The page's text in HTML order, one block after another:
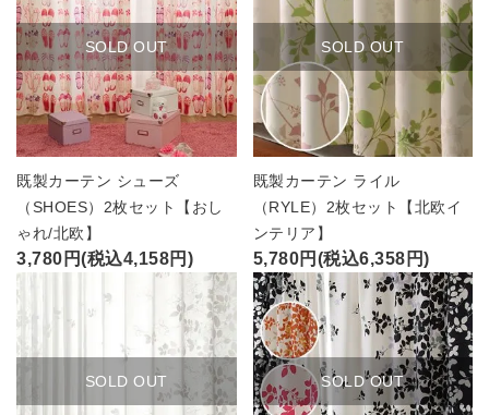
SOLD OUT
既製カーテン シューズ
（SHOES）2枚セット【おし
ゃれ/北欧】
3,780円(税込4,158円)
SOLD OUT
既製カーテン ライル
（RYLE）2枚セット【北欧イ
ンテリア】
5,780円(税込6,358円)
SOLD OUT SOLD OUT